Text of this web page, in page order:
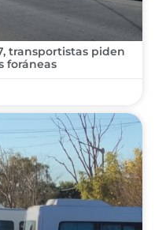
transportistas piden
foráneas